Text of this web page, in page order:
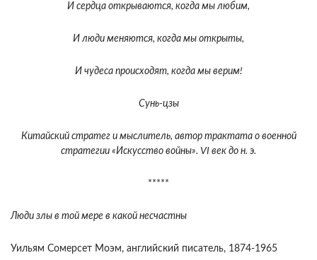
И сердца открываются, когда мы любим,
И люди меняются, когда мы открыты,
И чудеса происходят, когда мы верим!
Сунь-цзы
Китайский стратег и мыслитель, автор трактата о военной
стратегии «Искусство войны». VI век до н. э.
*****
Люди злы в той мере в какой несчастны
Уильям Сомерсет Моэм, английский писатель, 1874-1965